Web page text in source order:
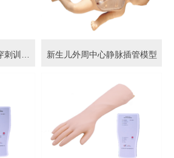
儿童股静脉与股动脉穿刺训练模型 新生儿外周中心静脉插管模型